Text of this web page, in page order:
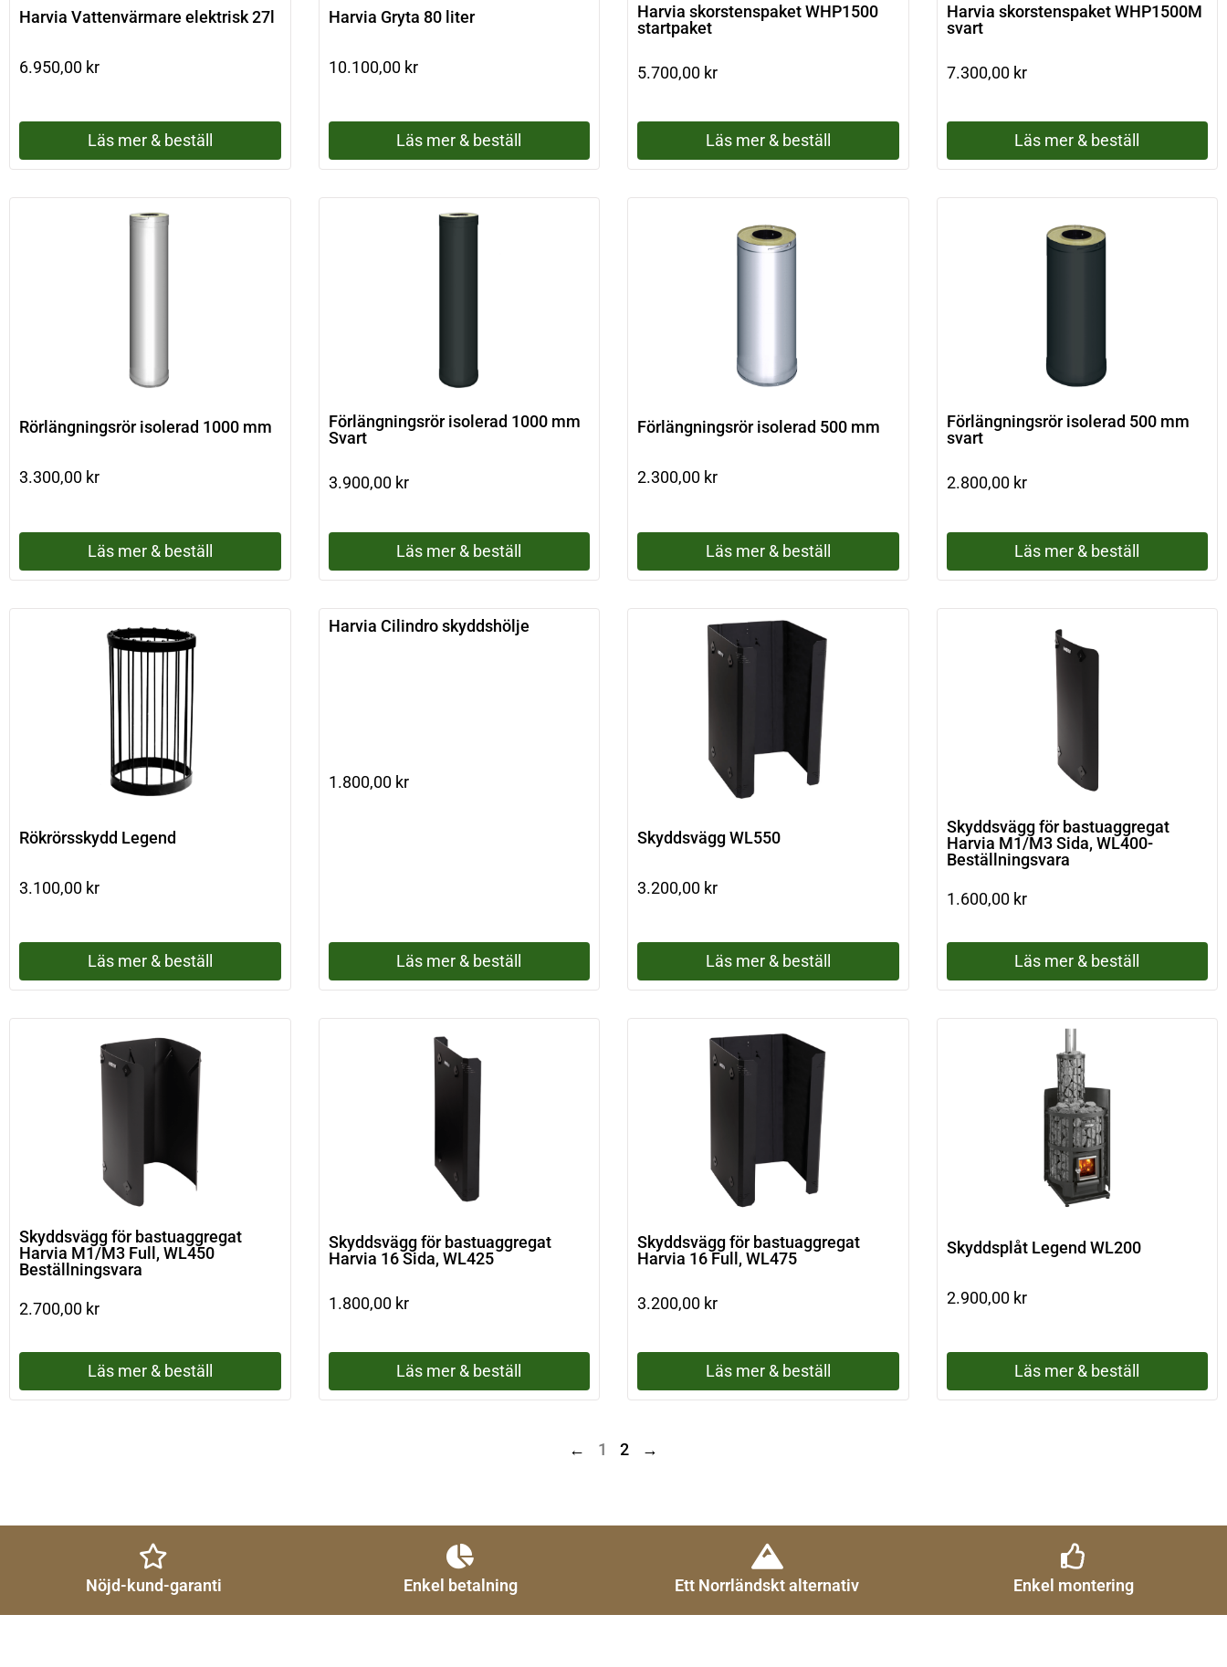
Harvia Vattenvärmare elektrisk 27l
6.950,00 kr
Läs mer & beställ
Harvia Gryta 80 liter
10.100,00 kr
Läs mer & beställ
Harvia skorstenspaket WHP1500
startpaket
5.700,00 kr
Läs mer & beställ
Harvia skorstenspaket WHP1500M
svart
7.300,00 kr
Läs mer & beställ
Rörlängningsrör isolerad 1000 mm
3.300,00 kr
Läs mer & beställ
Förlängningsrör isolerad 1000 mm
Svart
3.900,00 kr
Läs mer & beställ
Förlängningsrör isolerad 500 mm
2.300,00 kr
Läs mer & beställ
Förlängningsrör isolerad 500 mm
svart
2.800,00 kr
Läs mer & beställ
Rökrörsskydd Legend
3.100,00 kr
Läs mer & beställ
Harvia Cilindro skyddshölje
1.800,00 kr
Läs mer & beställ
Skyddsvägg WL550
3.200,00 kr
Läs mer & beställ
Skyddsvägg för bastuaggregat
Harvia M1/M3 Sida, WL400-
Beställningsvara
1.600,00 kr
Läs mer & beställ
Skyddsvägg för bastuaggregat
Harvia M1/M3 Full, WL450
Beställningsvara
2.700,00 kr
Läs mer & beställ
Skyddsvägg för bastuaggregat
Harvia 16 Sida, WL425
1.800,00 kr
Läs mer & beställ
Skyddsvägg för bastuaggregat
Harvia 16 Full, WL475
3.200,00 kr
Läs mer & beställ
Skyddsplåt Legend WL200
2.900,00 kr
Läs mer & beställ
← 1 2 →
Nöjd-kund-garanti Enkel betalning Ett Norrländskt alternativ Enkel montering